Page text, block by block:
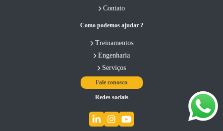
Contato
Como podemos ajudar ?
Treinamentos
Engenharia
Serviços
Fale conosco
Redes sociais